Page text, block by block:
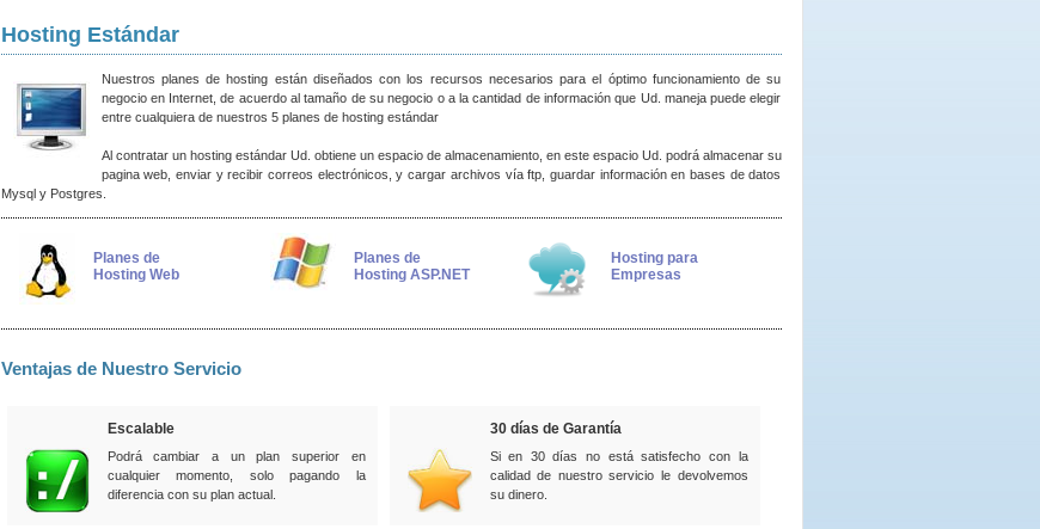
Hosting Estándar
Nuestros planes de hosting están diseñados con los recursos necesarios para el óptimo funcionamiento de su
negocio en Internet, de acuerdo al tamaño de su negocio o a la cantidad de información que Ud. maneja puede elegir
entre cualquiera de nuestros 5 planes de hosting estándar
Al contratar un hosting estándar Ud. obtiene un espacio de almacenamiento, en este espacio Ud. podrá almacenar su
pagina web, enviar y recibir correos electrónicos, y cargar archivos vía ftp, guardar información en bases de datos
Mysql y Postgres.
Planes de
Hosting Web
Planes de
Hosting ASP.NET
Hosting para
Empresas
Ventajas de Nuestro Servicio
Escalable
Podrá cambiar a un plan superior en
cualquier momento, solo pagando la
diferencia con su plan actual.
30 días de Garantía
Si en 30 días no está satisfecho con la
calidad de nuestro servicio le devolvemos
su dinero.